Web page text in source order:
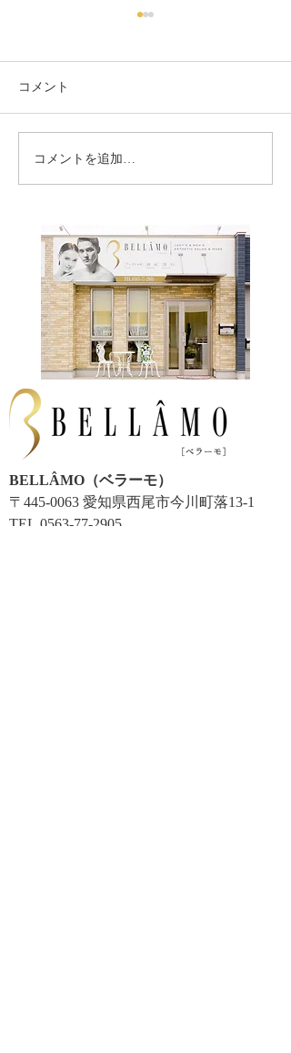
コメント
コメントを追加…
BELLÂMO（ベラーモ）
〒445-0063 愛知県西尾市今川町落13-1
TEL.0563-77-2905